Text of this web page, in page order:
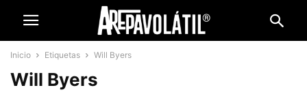
Inicio Etiquetas Will Byers
Will Byers